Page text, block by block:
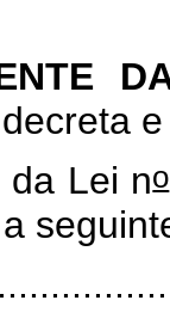
Lei no